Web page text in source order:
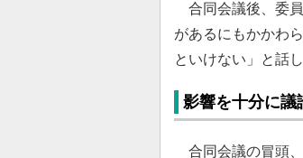
合同会議後、委
があるにもかかわ
といけない」と話し
影響を十分に議
合同会議の冒頭